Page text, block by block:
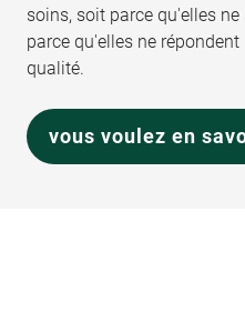
soins, soit parce qu'elles
parce qu'elles ne
qualité.
vous voulez en